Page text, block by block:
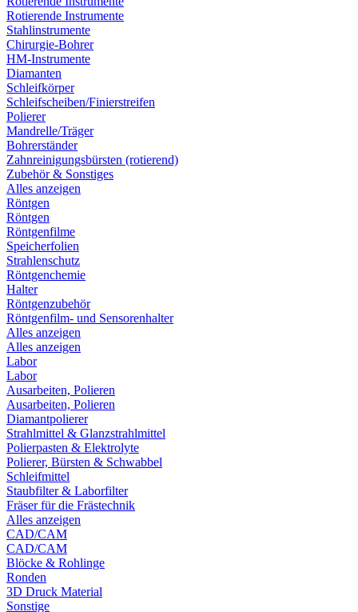
Rotierende Instrumente
Stahlinstrumente
Chirurgie-Bohrer
HM-Instrumente
Diamanten
Schleifkörper
Schleifscheiben/Finierstreifen
Polierer
Mandrelle/Träger
Bohrerständer
Zahnreinigungsbürsten (rotierend)
Zubehör & Sonstiges
Alles anzeigen
Röntgen
Röntgen
Röntgenfilme
Speicherfolien
Strahlenschutz
Röntgenchemie
Halter
Röntgenzubehör
Röntgenfilm- und Sensorenhalter
Alles anzeigen
Alles anzeigen
Labor
Labor
Ausarbeiten, Polieren
Ausarbeiten, Polieren
Diamantpolierer
Strahlmittel & Glanzstrahlmittel
Polierpasten & Elektrolyte
Polierer, Bürsten & Schwabbel
Schleifmittel
Staubfilter & Laborfilter
Fräser für die Frästechnik
Alles anzeigen
CAD/CAM
CAD/CAM
Blöcke & Rohlinge
Ronden
3D Druck Material
Sonstige